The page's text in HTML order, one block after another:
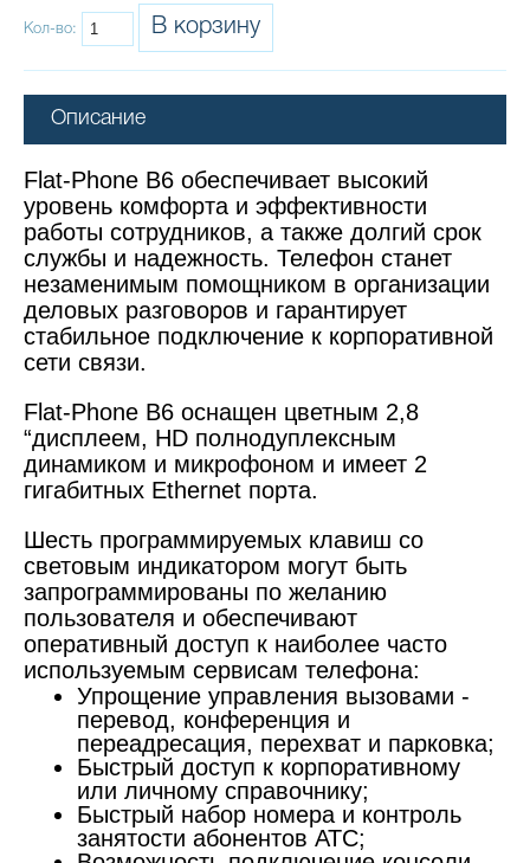
Кол-во: В корзину
Описание
Flat-Phone B6 обеспечивает высокий
уровень комфорта и эффективности
работы сотрудников, а также долгий срок
службы и надежность. Телефон станет
незаменимым помощником в организации
деловых разговоров и гарантирует
стабильное подключение к корпоративной
сети связи.
Flat-Phone B6 оснащен цветным 2,8
“дисплеем, HD полнодуплексным
динамиком и микрофоном и имеет 2
гигабитных Ethernet порта.
Шесть программируемых клавиш со
световым индикатором могут быть
запрограммированы по желанию
пользователя и обеспечивают
оперативный доступ к наиболее часто
используемым сервисам телефона:
Упрощение управления вызовами -
перевод, конференция и
переадресация, перехват и парковка;
Быстрый доступ к корпоративному
или личному справочнику;
Быстрый набор номера и контроль
занятости абонентов АТС;